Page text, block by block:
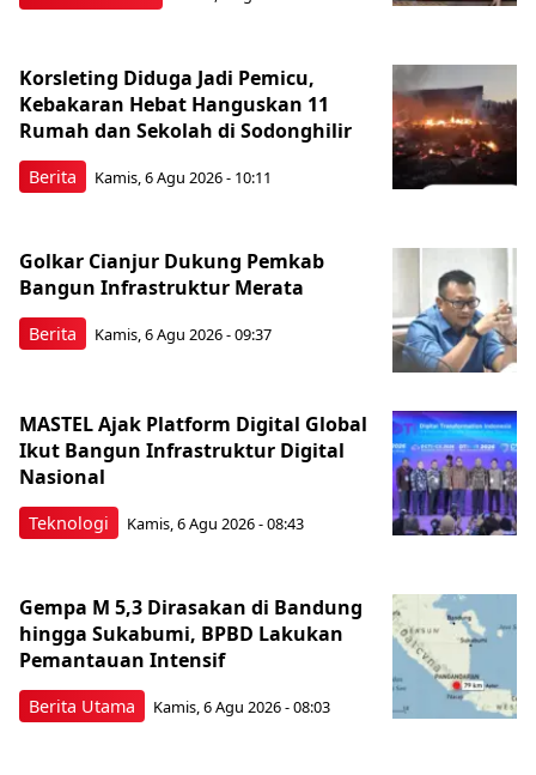
Berita
Korsleting Diduga Jadi Pemicu,
Kebakaran Hebat Hanguskan 11
Rumah dan Sekolah di Sodonghilir
Kamis, 6 Agu 2026 - 10:11
Berita
Golkar Cianjur Dukung Pemkab
Bangun Infrastruktur Merata
Kamis, 6 Agu 2026 - 09:37
Teknologi
MASTEL Ajak Platform Digital Global
Ikut Bangun Infrastruktur Digital
Nasional
Kamis, 6 Agu 2026 - 08:43
Berita Utama
Gempa M 5,3 Dirasakan di Bandung
hingga Sukabumi, BPBD Lakukan
Pemantauan Intensif
Kamis, 6 Agu 2026 - 08:03